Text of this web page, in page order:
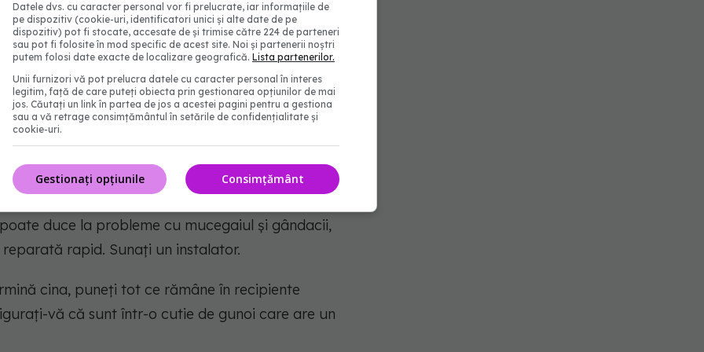
chiar și după ce au murit. Când mor,
în aer. La fel se poate întâmpla și cu
și pot provoca atacuri de astm sau reacții
chiuvete, toalete, dușuri, mașini de spălat vase
duce la probleme cu mucegaiul și gândacii,
rapid. Sunați un instalator.
cina, puneți tot ce rămâne în recipiente
vă că sunt într-o cutie de gunoi care are un
Datele dvs. cu caracter personal vor fi prelucrate, iar informațiile de
pe dispozitiv (cookie-uri, identificatori unici și alte date de pe
dispozitiv) pot fi stocate, accesate de și trimise către 224 de parteneri
sau pot fi folosite în mod specific de acest site. Noi și partenerii noștri
putem folosi date exacte de localizare geografică. Lista partenerilor.
Unii furnizori vă pot prelucra datele cu caracter personal în interes
legitim, față de care puteți obiecta prin gestionarea opțiunilor de mai
jos. Căutați un link în partea de jos a acestei pagini pentru a gestiona
sau a vă retrage consimțământul în setările de confidențialitate și
cookie-uri.
Consimțământ
Gestionați opțiunile